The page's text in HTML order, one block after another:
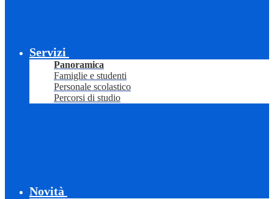
Servizi
Panoramica
Famiglie e studenti
Personale scolastico
Percorsi di studio
Novità